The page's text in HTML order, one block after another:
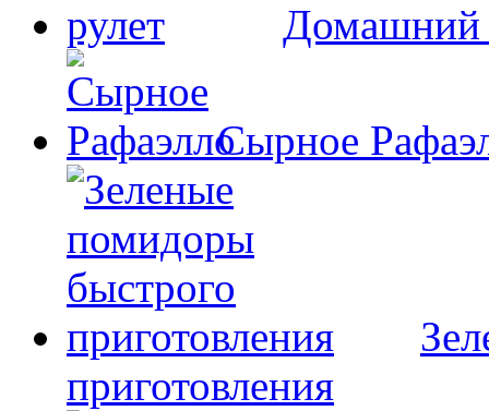
Домашний
Сырное
приготовления